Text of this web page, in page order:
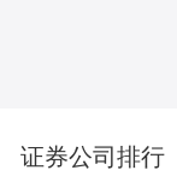
证券公司排行